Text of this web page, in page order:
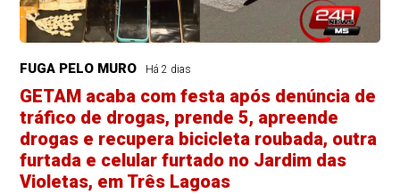
FUGA PELO MURO Há 2 dias
GETAM acaba com festa após denúncia de
tráfico de drogas, prende 5, apreende
drogas e recupera bicicleta roubada, outra
furtada e celular furtado no Jardim das
Violetas, em Três Lagoas